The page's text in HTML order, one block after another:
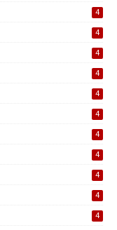
4
4
4
4
4
4
4
4
4
4
4